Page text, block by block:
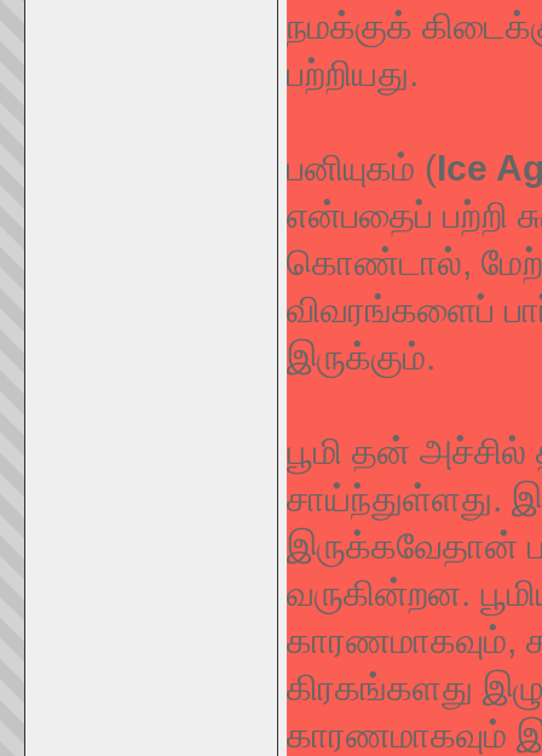
நமக்குக்
பற்றியது.
பனியுகம் (Ice
என்பதைப் பற்றி
கொண்டால்,
விவரங்களைப்
இருக்கும்.
பூமி தன் அச்சில்
சாய்ந்துள்ளது.
இருக்கவேதான்
வருகின்றன.
காரணமாகவும்,
கிரகங்களது
காரணமாகவும்